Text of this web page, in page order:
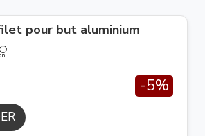
pour but aluminium
-5%